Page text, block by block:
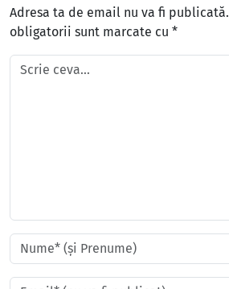
Adresa ta de email nu va fi publicată.
obligatorii sunt marcate cu *